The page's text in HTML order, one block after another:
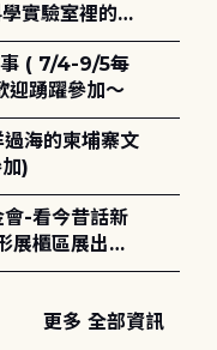
實驗室裡的放
事 ( 7/4-9/5每
迎踴躍參加～
過海的柬埔寨文
)
會-看今昔話新
展櫃區展出，
更多 全部資訊